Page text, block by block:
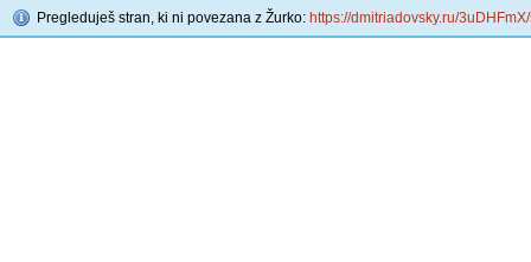
Pregleduješ stran, ki ni povezana z Žurko: https://dmitriadovsky.ru/